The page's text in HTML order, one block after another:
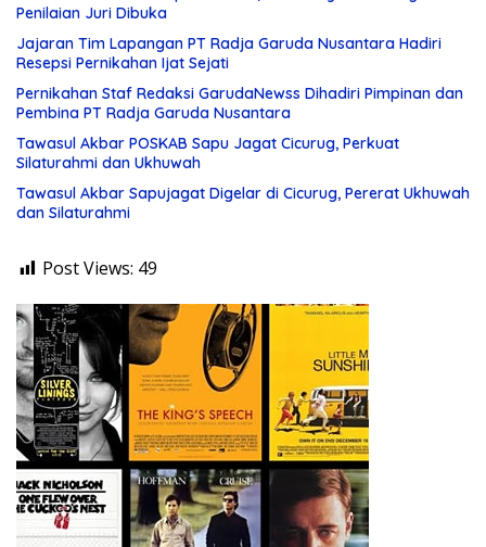
Penilaian Juri Dibuka
Jajaran Tim Lapangan PT Radja Garuda Nusantara Hadiri
Resepsi Pernikahan Ijat Sejati
Pernikahan Staf Redaksi GarudaNewss Dihadiri Pimpinan dan
Pembina PT Radja Garuda Nusantara
Tawasul Akbar POSKAB Sapu Jagat Cicurug, Perkuat
Silaturahmi dan Ukhuwah
Tawasul Akbar Sapujagat Digelar di Cicurug, Pererat Ukhuwah
dan Silaturahmi
Post Views: 49